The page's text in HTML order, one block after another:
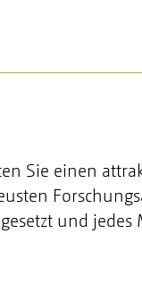
Sie einen
und